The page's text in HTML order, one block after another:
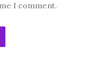
I comment.